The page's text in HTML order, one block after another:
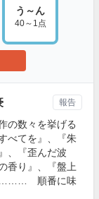
う～ん
40～1点
の数々を挙げる
べてを』、『朱
、『歪んだ波
香り』、『盤上
………… 順番に味
報告